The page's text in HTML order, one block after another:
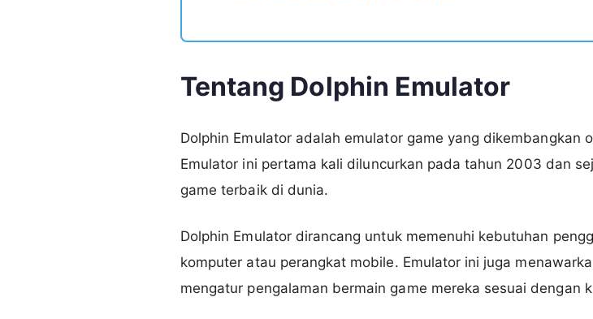
Tentang Dolphin Emulator
Dolphin Emulator adalah emulator game yang dikembangkan
Emulator ini pertama kali diluncurkan pada tahun 2003 dan
game terbaik di dunia.
Dolphin Emulator dirancang untuk memenuhi kebutuhan
komputer atau perangkat mobile. Emulator ini juga
mengatur pengalaman bermain game mereka sesuai dengan